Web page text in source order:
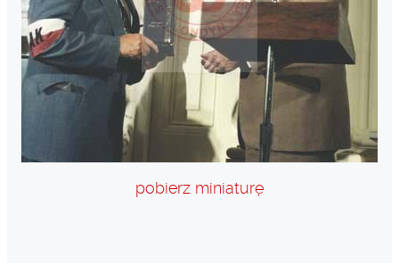
pobierz miniaturę